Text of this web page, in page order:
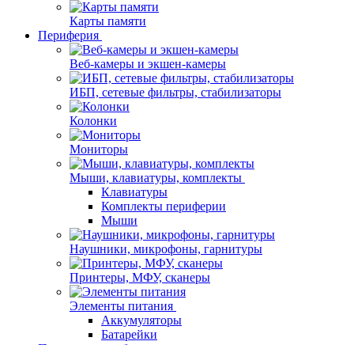
Карты памяти
Периферия
Веб-камеры и экшен-камеры
ИБП, сетевые фильтры, стабилизаторы
Колонки
Мониторы
Мыши, клавиатуры, комплекты
Клавиатуры
Комплекты периферии
Мыши
Наушники, микрофоны, гарнитуры
Принтеры, МФУ, сканеры
Элементы питания
Аккумуляторы
Батарейки